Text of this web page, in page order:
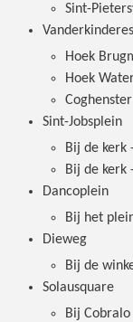
Sint-
Hoek
Hoek
Coghenster
Sint-Jobsplein
Bij de kerk
Bij de kerk
Dancoplein
Bij het
Dieweg
Bij de
Solausquare
Bij